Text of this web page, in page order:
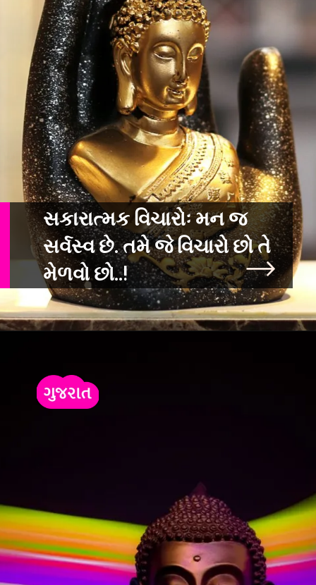
સકારાત્મક વિચારોઃ મન જ
સર્વસ્વ છે. તમે જે વિચારો છો તે
મેળવો છો..!